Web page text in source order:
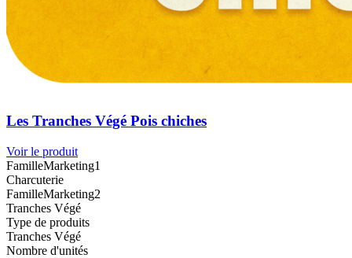
Les Tranches Végé Pois chiches
Voir le produit
FamilleMarketing1
Charcuterie
FamilleMarketing2
Tranches Végé
Type de produits
Tranches Végé
Nombre d'unités